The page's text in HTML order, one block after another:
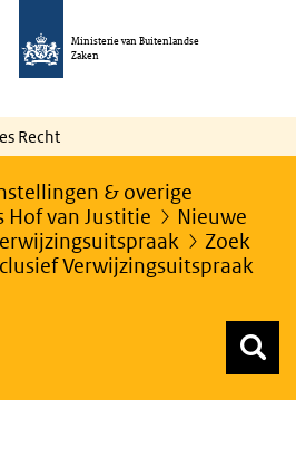
Ministerie van Buitenlandse
Zaken
Recht
& overige
Hof van Justitie
Nieuwe
Zoek
Verwijzingsuitspraak